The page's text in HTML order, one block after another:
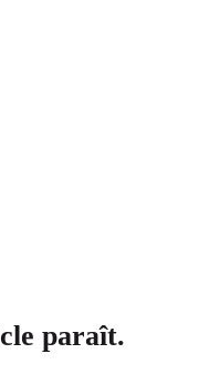
paraît.